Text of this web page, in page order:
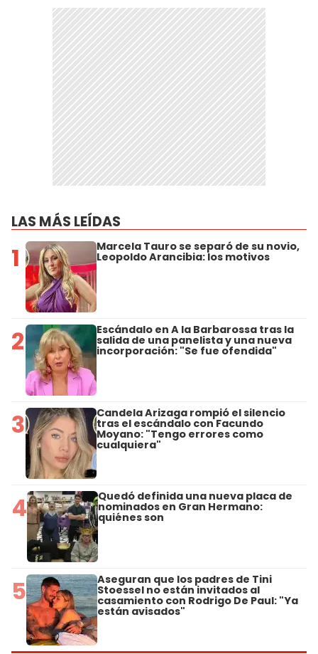
LAS MÁS LEÍDAS
1 Marcela Tauro se separó de su novio,
Leopoldo Arancibia: los motivos
2 Escándalo en A la Barbarossa tras la
salida de una panelista y una nueva
incorporación: "Se fue ofendida"
3 Candela Arizaga rompió el silencio
tras el escándalo con Facundo
Moyano: "Tengo errores como
cualquiera"
4 Quedó definida una nueva placa de
nominados en Gran Hermano:
quiénes son
5 Aseguran que los padres de Tini
Stoessel no están invitados al
casamiento con Rodrigo De Paul: "Ya
están avisados"